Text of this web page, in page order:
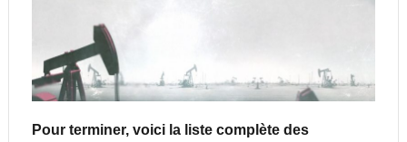
Pour terminer, voici la liste complète des